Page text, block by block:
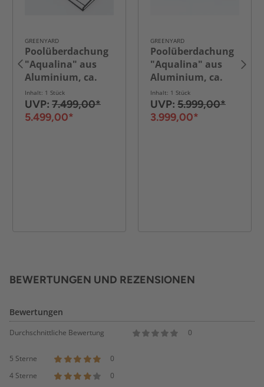
GREENYARD
Poolüberdachung
"Aqualina" aus
Aluminium, ca.
8,81 x 4,26 x 0,92 m
Inhalt: 1 Stück
UVP: 7.499,00*
5.499,00*
GREENYARD
Poolüberdachung
"Aqualina" aus
Aluminium, ca.
6,63 x 4,26 x 0,92 m
Inhalt: 1 Stück
UVP: 5.999,00*
3.999,00*
BEWERTUNGEN UND REZENSIONEN
Bewertungen
Durchschnittliche Bewertung 0
5 Sterne
0
4 Sterne
0